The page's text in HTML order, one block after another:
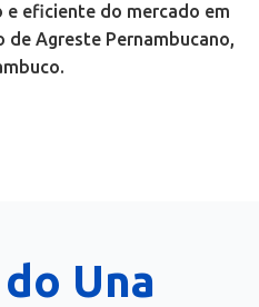
eficiente do mercado em
de Agreste Pernambucano,
Una